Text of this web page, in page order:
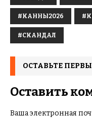
#КАННЫ2026
#СКАНДАЛ
ОСТАВЬТЕ
Оставить
Ваша электронная